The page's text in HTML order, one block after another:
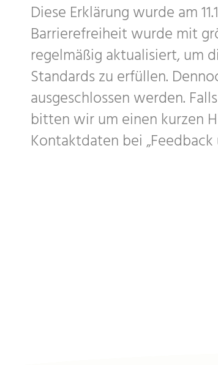
Diese Erklärung wurde am
Barrierefreiheit wurde mit
regelmäßig aktualisiert, um
Standards zu erfüllen.
ausgeschlossen werden.
bitten wir um einen kurzen
Kontaktdaten bei „Feedback